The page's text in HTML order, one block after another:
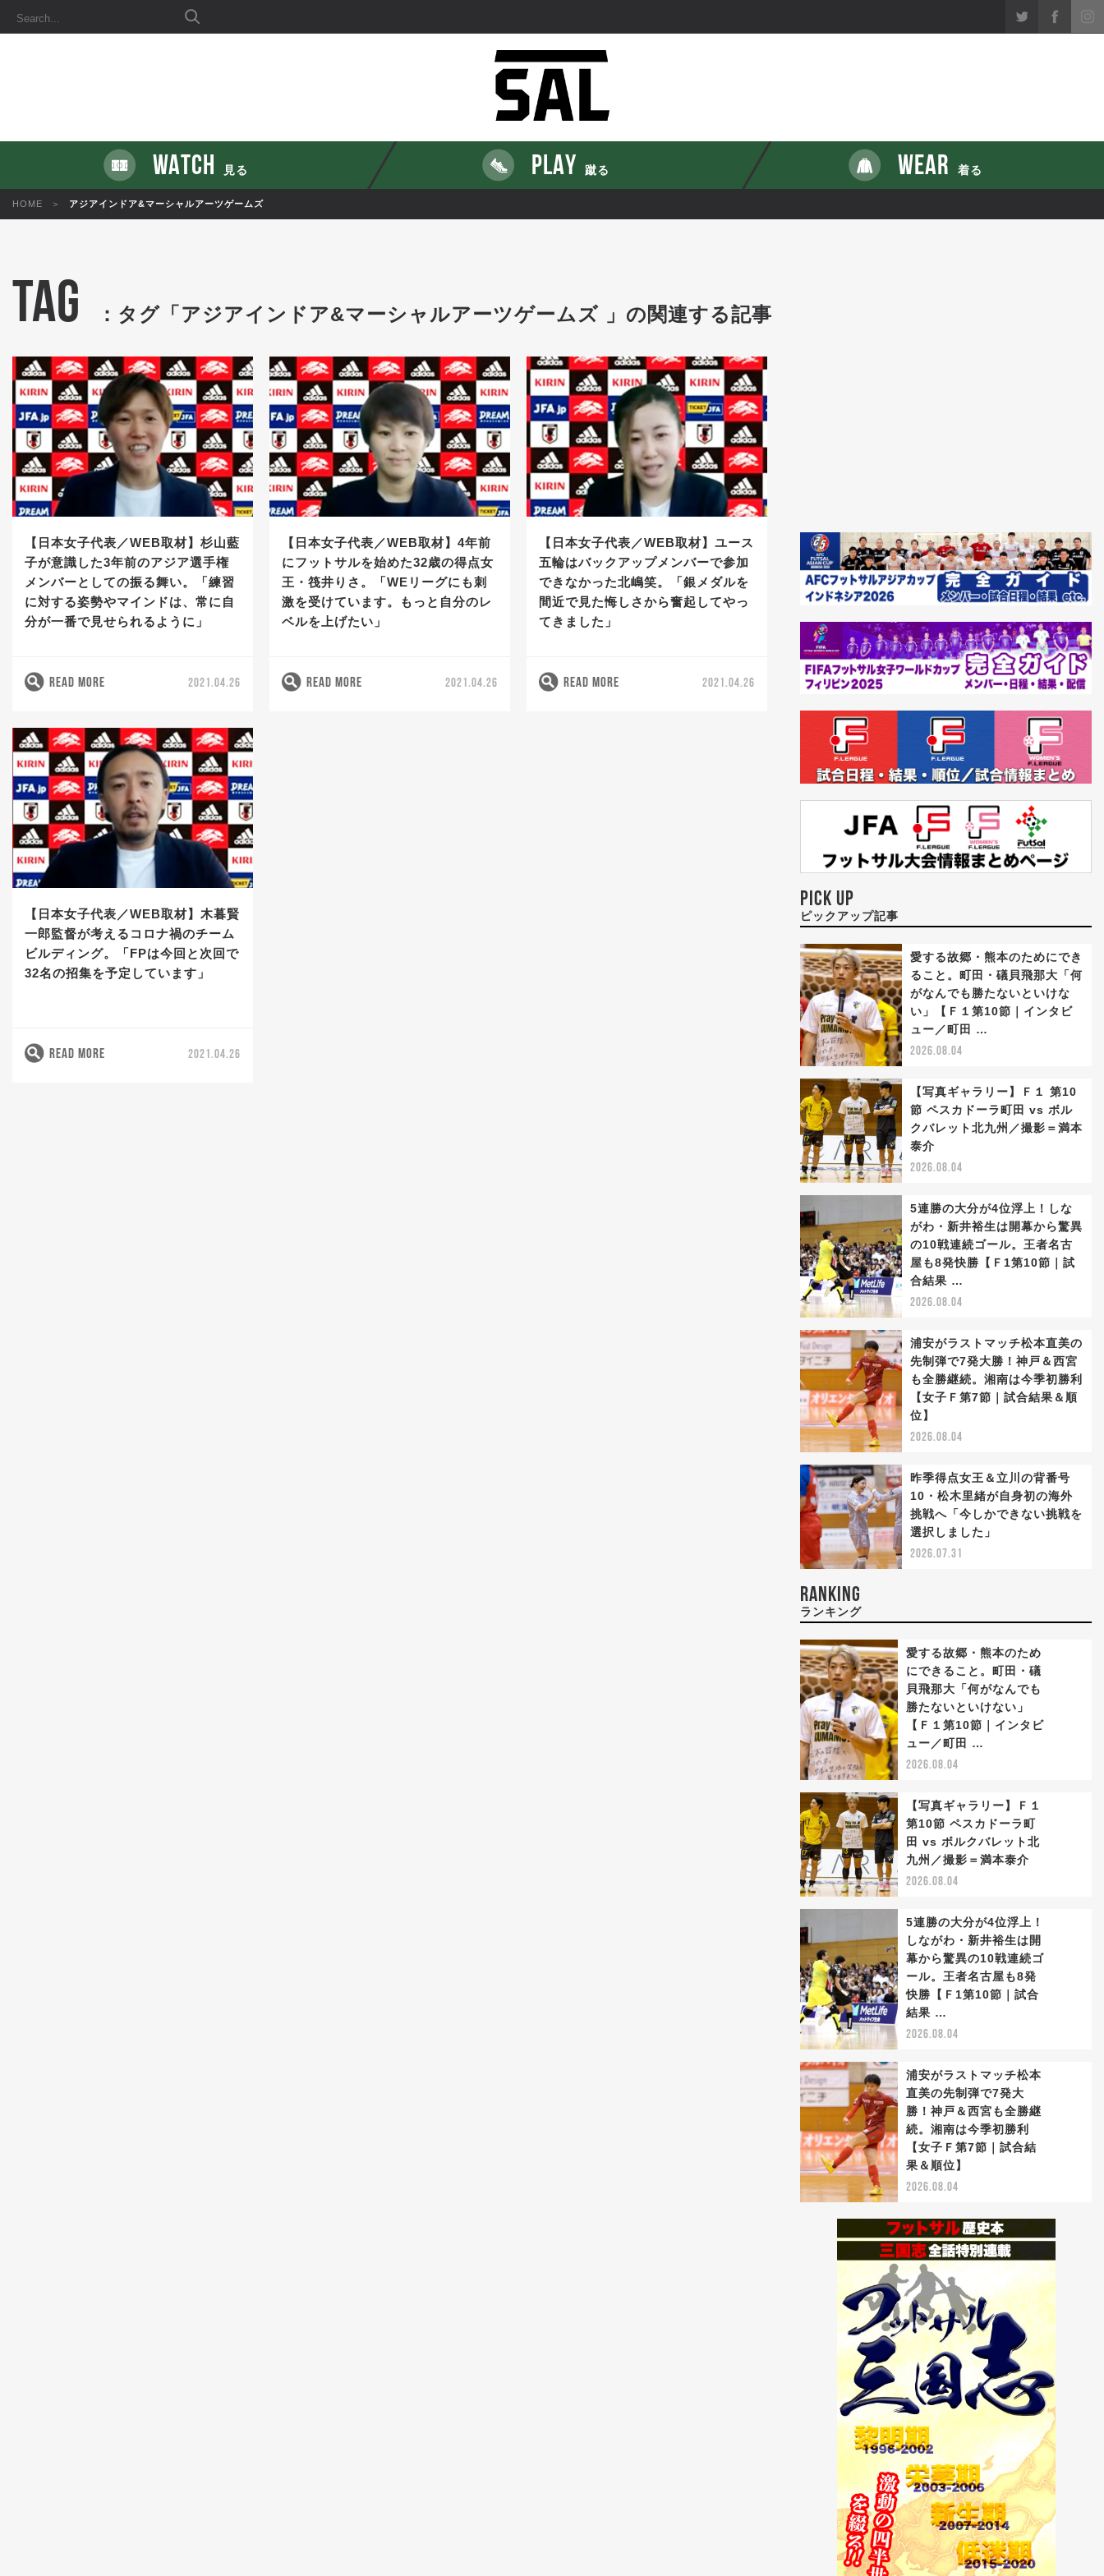
WATCH 見る PLAY 蹴る WEAR 着る
HOME アジアインドア&マーシャルアーツゲームズ
TAG ：タグ「アジアインドア&マーシャルアーツゲームズ 」の関連する記事
【日本女子代表／WEB取材】杉山藍
子が意識した3年前のアジア選手権
メンバーとしての振る舞い。「練習
に対する姿勢やマインドは、常に自
分が一番で見せられるように」
READ MORE 2021.04.26
【日本女子代表／WEB取材】4年前
にフットサルを始めた32歳の得点女
王・筏井りさ。「WEリーグにも刺
激を受けています。もっと自分のレ
ベルを上げたい」
READ MORE 2021.04.26
【日本女子代表／WEB取材】ユース
五輪はバックアップメンバーで参加
できなかった北嶋笑。「銀メダルを
間近で見た悔しさから奮起してやっ
てきました」
READ MORE 2021.04.26
【日本女子代表／WEB取材】木暮賢
一郎監督が考えるコロナ禍のチーム
ビルディング。「FPは今回と次回で
32名の招集を予定しています」
READ MORE 2021.04.26
PICK UP
ピックアップ記事
愛する故郷・熊本のためにでき
ること。町田・礒貝飛那大「何
がなんでも勝たないといけな
い」【Ｆ１第10節｜インタビ
ュー／町田 …
2026.08.04
【写真ギャラリー】Ｆ１ 第10
節 ペスカドーラ町田 vs ボル
クバレット北九州／撮影＝満本
泰介
2026.08.04
5連勝の大分が4位浮上！しな
がわ・新井裕生は開幕から驚異
の10戦連続ゴール。王者名古
屋も8発快勝【Ｆ1第10節｜試
合結果 …
2026.08.04
浦安がラストマッチ松本直美の
先制弾で7発大勝！神戸＆西宮
も全勝継続。湘南は今季初勝利
【女子Ｆ第7節｜試合結果＆順
位】
2026.08.04
昨季得点女王＆立川の背番号
10・松木里緒が自身初の海外
挑戦へ「今しかできない挑戦を
選択しました」
2026.07.31
RANKING
ランキング
愛する故郷・熊本のため
にできること。町田・礒
貝飛那大「何がなんでも
勝たないといけない」
【Ｆ１第10節｜インタビ
ュー／町田 …
2026.08.04
【写真ギャラリー】Ｆ１
第10節 ペスカドーラ町
田 vs ボルクバレット北
九州／撮影＝満本泰介
2026.08.04
5連勝の大分が4位浮上！
しながわ・新井裕生は開
幕から驚異の10戦連続ゴ
ール。王者名古屋も8発
快勝【Ｆ1第10節｜試合
結果 …
2026.08.04
浦安がラストマッチ松本
直美の先制弾で7発大
勝！神戸＆西宮も全勝継
続。湘南は今季初勝利
【女子Ｆ第7節｜試合結
果＆順位】
2026.08.04